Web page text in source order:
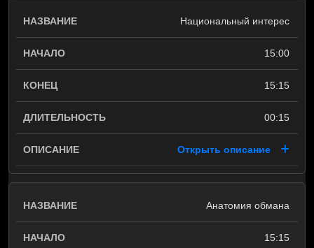
Национальный интерес
15:00
15:15
00:15
Открыть описание
Анатомия обмана
15:15